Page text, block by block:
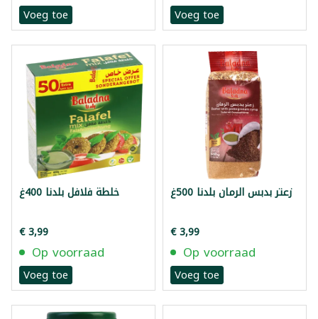
Voeg toe Voeg toe
خلطة فلافل بلدنا 400غ
€ 3,99
Op voorraad
Voeg toe
زعتر بدبس الرمان بلدنا 500غ
€ 3,99
Op voorraad
Voeg toe